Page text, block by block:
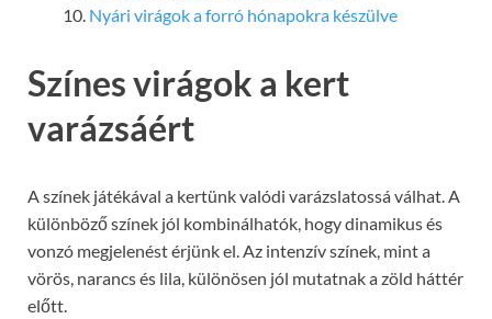
Nyári virágok a forró hónapokra készülve
Színes virágok a kert
varázsáért
A színek játékával a kertünk valódi varázslatossá válhat. A
különböző színek jól kombinálhatók, hogy dinamikus és
vonzó megjelenést érjünk el. Az intenzív színek, mint a
vörös, narancs és lila, különösen jól mutatnak a zöld háttér
előtt.